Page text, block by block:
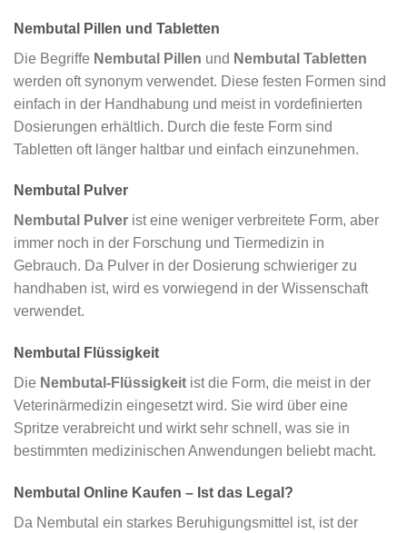
Nembutal Pillen und Tabletten
Die Begriffe Nembutal Pillen und Nembutal Tabletten
werden oft synonym verwendet. Diese festen Formen sind
einfach in der Handhabung und meist in vordefinierten
Dosierungen erhältlich. Durch die feste Form sind
Tabletten oft länger haltbar und einfach einzunehmen.
Nembutal Pulver
Nembutal Pulver ist eine weniger verbreitete Form, aber
immer noch in der Forschung und Tiermedizin in
Gebrauch. Da Pulver in der Dosierung schwieriger zu
handhaben ist, wird es vorwiegend in der Wissenschaft
verwendet.
Nembutal Flüssigkeit
Die Nembutal-Flüssigkeit ist die Form, die meist in der
Veterinärmedizin eingesetzt wird. Sie wird über eine
Spritze verabreicht und wirkt sehr schnell, was sie in
bestimmten medizinischen Anwendungen beliebt macht.
Nembutal Online Kaufen – Ist das Legal?
Da Nembutal ein starkes Beruhigungsmittel ist, ist der